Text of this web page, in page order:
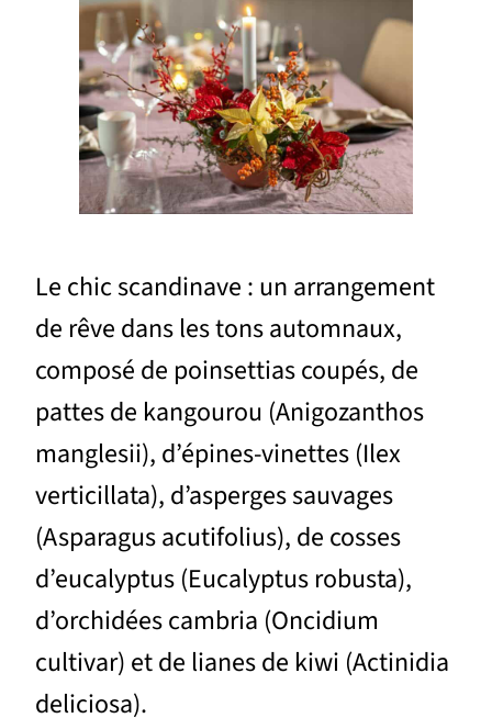
Le chic scandinave : un arrangement
de rêve dans les tons automnaux,
composé de poinsettias coupés, de
pattes de kangourou (Anigozanthos
manglesii), d’épines-vinettes (Ilex
verticillata), d’asperges sauvages
(Asparagus acutifolius), de cosses
d’eucalyptus (Eucalyptus robusta),
d’orchidées cambria (Oncidium
cultivar) et de lianes de kiwi (Actinidia
deliciosa).